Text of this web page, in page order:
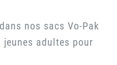
nos sacs Vo-Pak
adultes pour